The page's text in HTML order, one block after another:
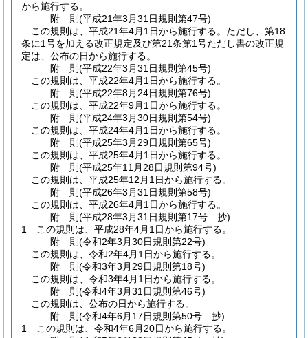
から施行する。
附 則(平成21年3月31日規則第47号)
この規則は、平成21年4月1日から施行する。 ただし、第18
条に1号を加える改正規定及び第21条第1号ただし書の改正規
定は、公布の日から施行する。
附 則(平成22年3月31日規則第45号)
この規則は、平成22年4月1日から施行する。
附 則(平成22年8月24日規則第76号)
この規則は、平成22年9月1日から施行する。
附 則(平成24年3月30日規則第54号)
この規則は、平成24年4月1日から施行する。
附 則(平成25年3月29日規則第65号)
この規則は、平成25年4月1日から施行する。
附 則(平成25年11月28日規則第94号)
この規則は、平成25年12月1日から施行する。
附 則(平成26年3月31日規則第58号)
この規則は、平成26年4月1日から施行する。
附 則(平成28年3月31日規則第17号 抄)
1
この規則は、平成28年4月1日から施行する。
附 則(令和2年3月30日規則第22号)
この規則は、令和2年4月1日から施行する。
附 則(令和3年3月29日規則第18号)
この規則は、令和3年4月1日から施行する。
附 則(令和4年3月31日規則第46号)
この規則は、公布の日から施行する。
附 則(令和4年6月17日規則第50号 抄)
1
この規則は、令和4年6月20日から施行する。